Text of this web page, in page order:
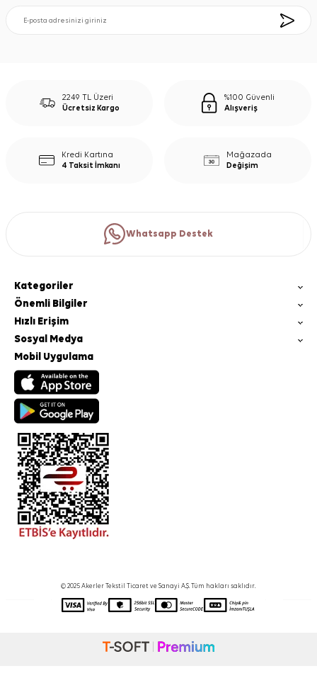
2249 TL Üzeri
Ücretsiz Kargo
%100 Güvenli
Alışveriş
Kredi Kartına
4 Taksit İmkanı
Mağazada
Değişim
Whatsapp Destek
Kategoriler
Önemli Bilgiler
Hızlı Erişim
Sosyal Medya
Mobil Uygulama
© 2025 Akerler Tekstil Ticaret ve Sanayi A.Ş. Tüm hakları saklıdır.